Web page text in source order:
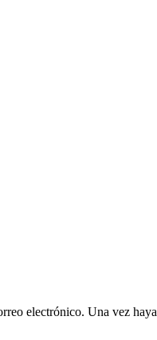
electrónico. Una vez